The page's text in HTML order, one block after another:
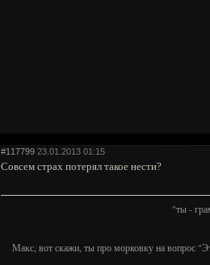
#117799 23.01.2013 01:15
Совсем страх потерял такое нести?
"ты -
Макс, вот скажи, ты про морковку на вопрос